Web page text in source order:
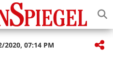
2020, 07:14 PM